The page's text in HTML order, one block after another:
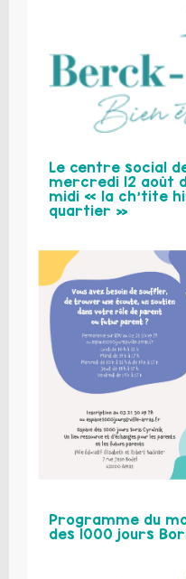
Le centre social
mercredi 12 août
midi « la ch’tite
quartier »
Programme du
des 1000 jours